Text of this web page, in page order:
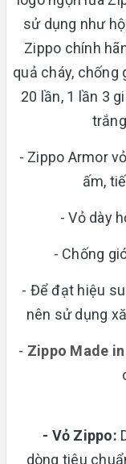
sử dụng như
Zippo chính
quả cháy, chống
20 lần, 1 lần 3
- Zippo Armor
ấm,
- Vỏ dày
- Chống
- Để đạt hiệu
nên sử dụng
- Zippo Made in
- Vỏ Zippo:
dòng tiêu